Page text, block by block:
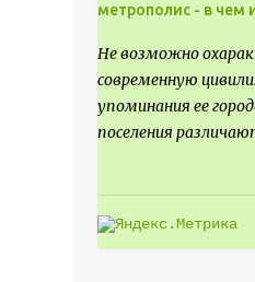
метрополис - в чем
Не возможно
современную
упоминания ее
поселения
более значимыми на
развития региона.